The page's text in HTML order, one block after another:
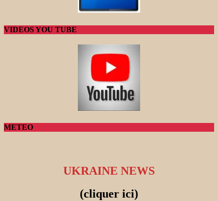
VIDEOS YOU TUBE
METEO
UKRAINE NEWS
(cliquer ici)